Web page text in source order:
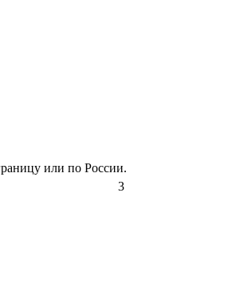
или по России.
3